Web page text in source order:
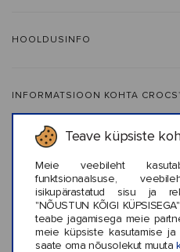
Teave küpsiste
Meie veebileht
funktsionaalsuse,
isikupärastatud sisu ja
"NÕUSTUN KÕIGI
teabe jagamisega meie
meie küpsiste kasutamise
saate oma nõusolekut muuta
HOOLDUSINFO
INFORMATSIOON KOHTA
Sarnased stiilid